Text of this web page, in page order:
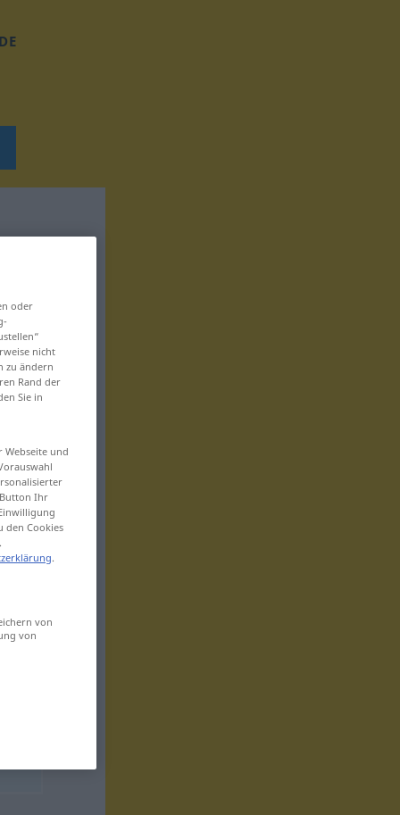
oder
nicht
zu ändern
Rand der
Sie in
und
Ihr
den Cookies
.
von
von